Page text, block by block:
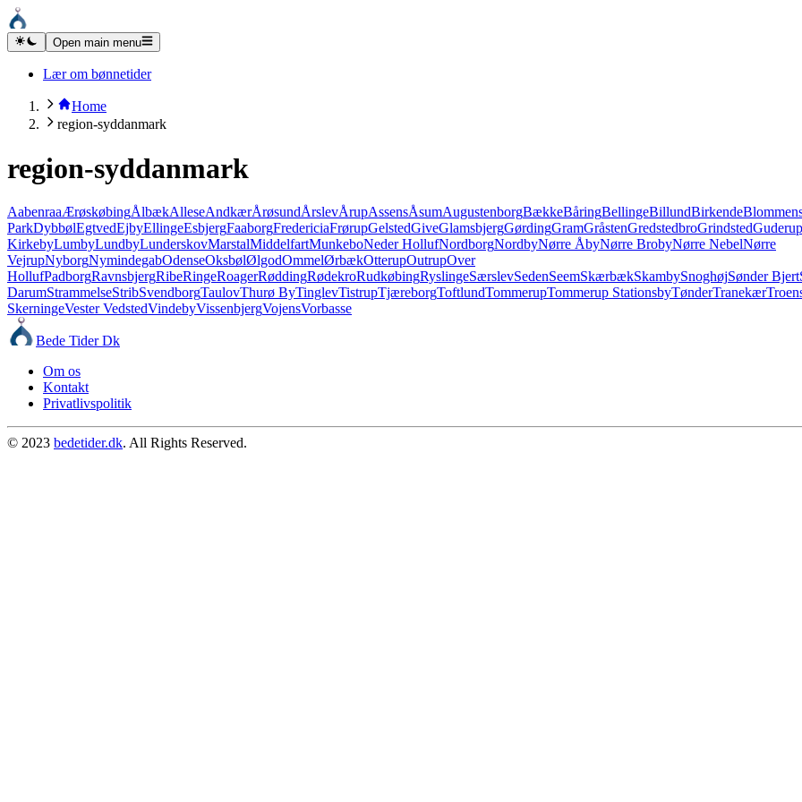
Open main menu
Lær om bønnetider
Home
region-syddanmark
region-syddanmark
AabenraaÆrøskøbingÅlbækAlleseAndkærÅrøsundÅrslevÅrupAssensÅsumAugustenborgBækkeBåringBellingeBillundBirkende
ParkDybbølEgtvedEjbyEllingeEsbjergFaaborgFredericiaFrørupGelstedGiveGlamsbjergGørdingGramGråstenGredstedbroGrindstedGuderup
KirkebyLumbyLundbyLunderskovMarstalMiddelfartMunkeboNeder HollufNordborgNordbyNørre ÅbyNørre BrobyNørre NebelNørre
VejrupNyborgNymindegabOdenseOksbølØlgodOmmelØrbækOtterupOutrupOver
HollufPadborgRavnsbjergRibeRingeRoagerRøddingRødekroRudkøbingRyslingeSærslevSedenSeemSkærbækSkambySnoghøjSønder Bjert
DarumStrammelseStribSvendborgTaulovThurø ByTinglevTistrupTjæreborgToftlundTommerupTommerup StationsbyTønderTranekær
SkerningeVester VedstedVindebyVissenbjergVojensVorbasse
Bede Tider Dk
Om os
Kontakt
Privatlivspolitik
© 2023 bedetider.dk. All Rights Reserved.